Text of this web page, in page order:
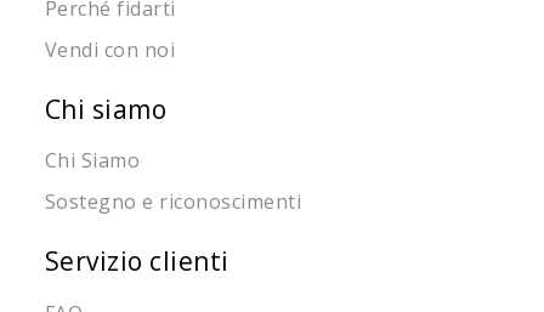
Perché fidarti
Vendi con noi
Chi siamo
Chi Siamo
Sostegno e riconoscimenti
Servizio clienti